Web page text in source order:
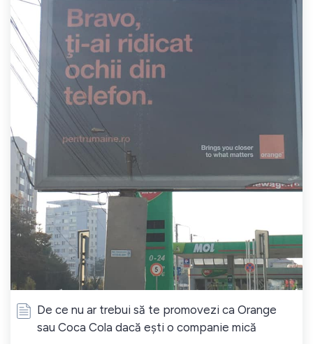
De ce nu ar trebui să te promovezi ca Orange
sau Coca Cola dacă ești o companie mică